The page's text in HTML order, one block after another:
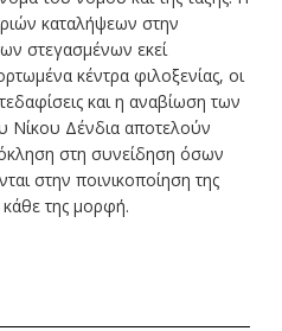
καταλήψεων στην
στεγασμένων εκεί
κέντρα φιλοξενίας, οι
και η αναβίωση των
Νίκου Δένδια αποτελούν
στη συνείδηση όσων
στην ποινικοποίηση της
της μορφή.